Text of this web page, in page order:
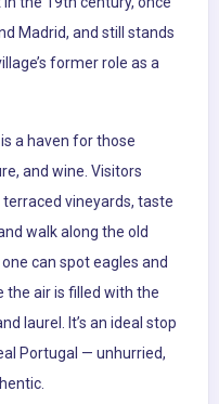
Madrid, and still stands
former role as a
a haven for those
and wine. Visitors
vineyards, taste
walk along the old
can spot eagles and
the air is filled with the
laurel. It’s an ideal stop
Portugal — unhurried,